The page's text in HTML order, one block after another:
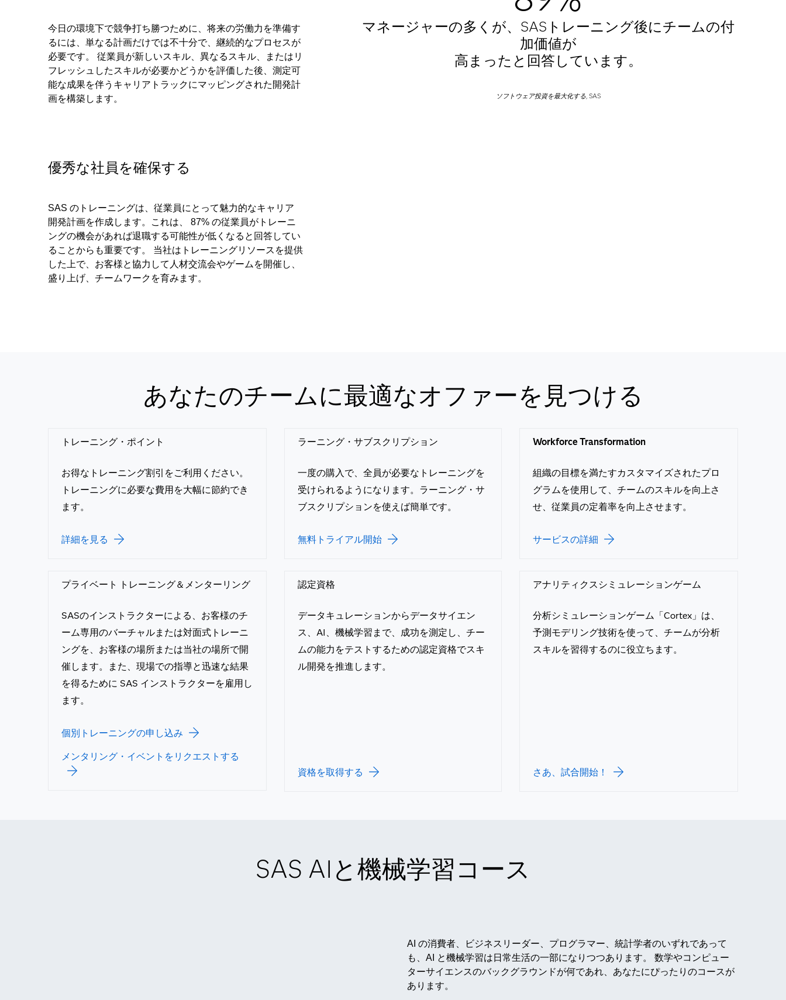
今日の環境下で競争打ち勝つために、将来の労働力を準備す
るには、単なる計画だけでは不十分で、継続的なプロセスが
必要です。 従業員が新しいスキル、異なるスキル、またはリ
フレッシュしたスキルが必要かどうかを評価した後、測定可
能な成果を伴うキャリアトラックにマッピングされた開発計
画を構築します。
優秀な社員を確保する
SAS のトレーニングは、従業員にとって魅力的なキャリア
開発計画を作成します。これは、 87% の従業員がトレーニ
ングの機会があれば退職する可能性が低くなると回答してい
ることからも重要です。 当社はトレーニングリソースを提供
した上で、お客様と協力して人材交流会やゲームを開催し、
盛り上げ、チームワークを育みます。
マネージャーの多くが、SASトレーニング後にチームの付
加価値が
高まったと回答しています。
ソフトウェア投資を最大化する, SAS
あなたのチームに最適なオファーを見つける
トレーニング・ポイント
お得なトレーニング割引をご利用ください。
トレーニングに必要な費用を大幅に節約でき
ます。
詳細を見る
ラーニング・サブスクリプション
一度の購入で、全員が必要なトレーニングを
受けられるようになります。ラーニング・サ
ブスクリプションを使えば簡単です。
無料トライアル開始
Workforce Transformation
組織の目標を満たすカスタマイズされたプロ
グラムを使用して、チームのスキルを向上さ
せ、従業員の定着率を向上させます。
サービスの詳細
プライベート トレーニング＆メンターリング
SASのインストラクターによる、お客様のチ
ーム専用のバーチャルまたは対面式トレーニ
ングを、お客様の場所または当社の場所で開
催します。また、現場での指導と迅速な結果
を得るために SAS インストラクターを雇用し
ます。
個別トレーニングの申し込み
メンタリング・イベントをリクエストする
認定資格
データキュレーションからデータサイエン
ス、AI、機械学習まで、成功を測定し、チー
ムの能力をテストするための認定資格でスキ
ル開発を推進します。
資格を取得する
アナリティクスシミュレーションゲーム
分析シミュレーションゲーム「Cortex」は、
予測モデリング技術を使って、チームが分析
スキルを習得するのに役立ちます。
さあ、試合開始！
SAS AIと機械学習コース
AI の消費者、ビジネスリーダー、プログラマー、統計学者のいずれであって
も、AI と機械学習は日常生活の一部になりつつあります。 数学やコンピュー
ターサイエンスのバックグラウンドが何であれ、あなたにぴったりのコースが
あります。